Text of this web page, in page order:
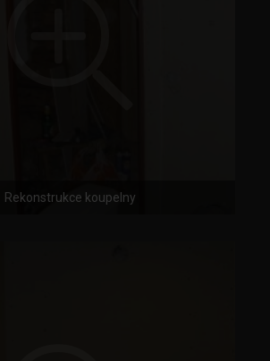
Rekonstrukce koupelny